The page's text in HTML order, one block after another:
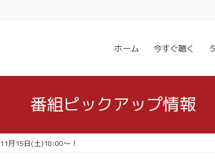
ホーム 今すぐ聴く
番組ピックアップ情報
月15日(土)18:00〜！